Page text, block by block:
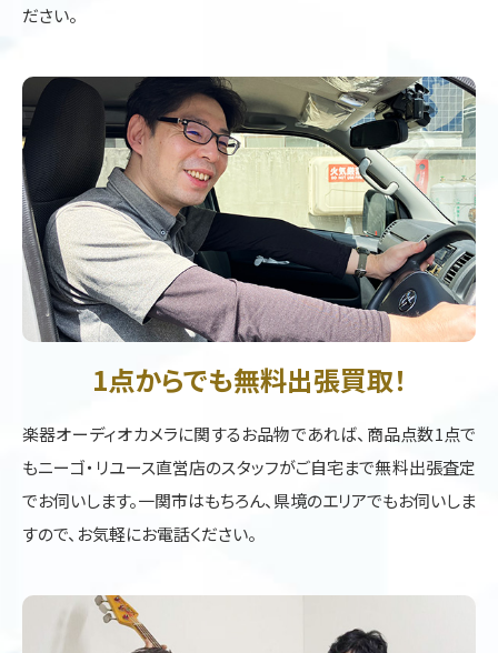
ださい。
1点からでも無料出張買取！
楽器オーディオカメラに関するお品物であれば、商品点数1点で
もニーゴ・リユース直営店のスタッフがご自宅まで無料出張査定
でお伺いします。一関市はもちろん、県境のエリアでもお伺いしま
すので、お気軽にお電話ください。